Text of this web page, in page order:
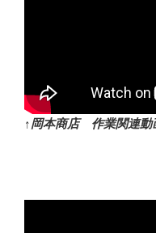
↑岡本商店 作業関連動